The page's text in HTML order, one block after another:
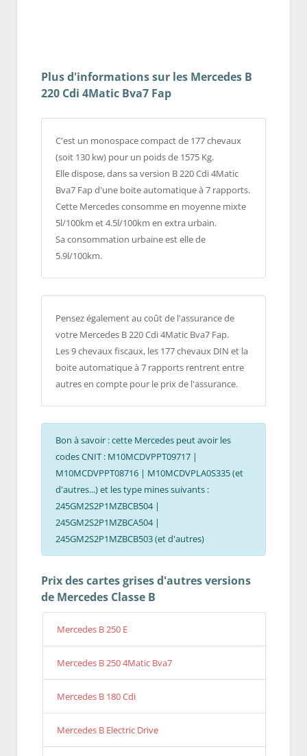
Plus d'informations sur les Mercedes B
220 Cdi 4Matic Bva7 Fap
C'est un monospace compact de 177 chevaux
(soit 130 kw) pour un poids de 1575 Kg.
Elle dispose, dans sa version B 220 Cdi 4Matic
Bva7 Fap d'une boite automatique à 7 rapports.
Cette Mercedes consomme en moyenne mixte
5l/100km et 4.5l/100km en extra urbain.
Sa consommation urbaine est elle de
5.9l/100km.
Pensez également au coût de l'assurance de
votre Mercedes B 220 Cdi 4Matic Bva7 Fap.
Les 9 chevaux fiscaux, les 177 chevaux DIN et la
boite automatique à 7 rapports rentrent entre
autres en compte pour le prix de l'assurance.
Bon à savoir : cette Mercedes peut avoir les
codes CNIT : M10MCDVPPT09717 |
M10MCDVPPT08716 | M10MCDVPLA0S335 (et
d'autres...) et les type mines suivants :
245GM2S2P1MZBCB504 |
245GM2S2P1MZBCA504 |
245GM2S2P1MZBCB503 (et d'autres)
Prix des cartes grises d'autres versions
de Mercedes Classe B
Mercedes B 250 E
Mercedes B 250 4Matic Bva7
Mercedes B 180 Cdi
Mercedes B Electric Drive